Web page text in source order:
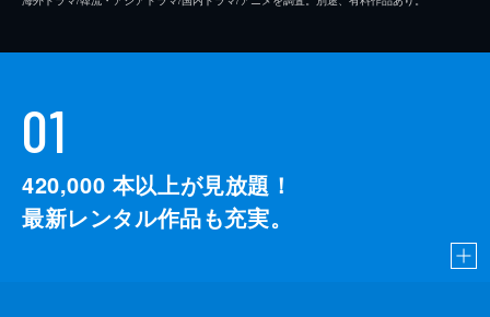
01
420,000 本以上が見放題！
最新レンタル作品も充実。